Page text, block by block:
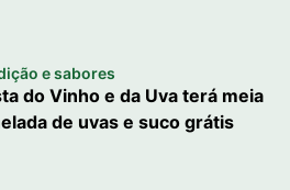
e sabores
do Vinho e da Uva terá meia
de uvas e suco grátis